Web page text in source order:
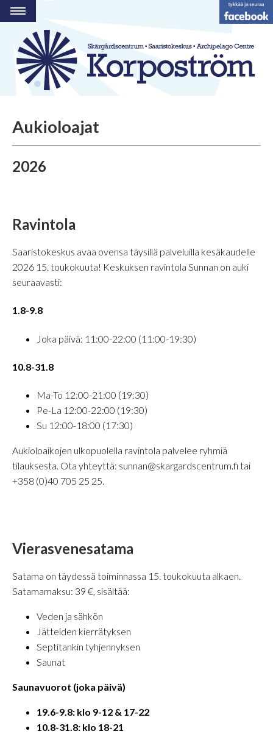
RAVINTOLA
HOTELLI
RYHMÄT JA TILAT
EN
Aukioloajat
2026
Ravintola
Saaristokeskus avaa ovensa täysillä palveluilla kesäkaudelle
2026 15. toukokuuta! Keskuksen ravintola Sunnan on auki
seuraavasti:
1.8-9.8
Joka päivä: 11:00-22:00 (11:00-19:30)
10.8-31.8
Ma-To 12:00-21:00 (19:30)
Pe-La 12:00-22:00 (19:30)
Su 12:00-18:00 (17:30)
Aukioloaikojen ulkopuolella ravintola palvelee ryhmiä
tilauksesta. Ota yhteyttä: sunnan@skargardscentrum.fi tai
+358 (0)40 705 25 25.
Vierasvenesatama
Satama on täydessä toiminnassa 15. toukokuuta alkaen.
Satamamaksu: 39 €, sisältää:
Veden ja sähkön
Jätteiden kierrätyksen
Septitankin tyhjennyksen
Saunat
Saunavuorot (joka päivä)
19.6-9.8: klo 9-12 & 17-22
10.8-31.8: klo 18-21